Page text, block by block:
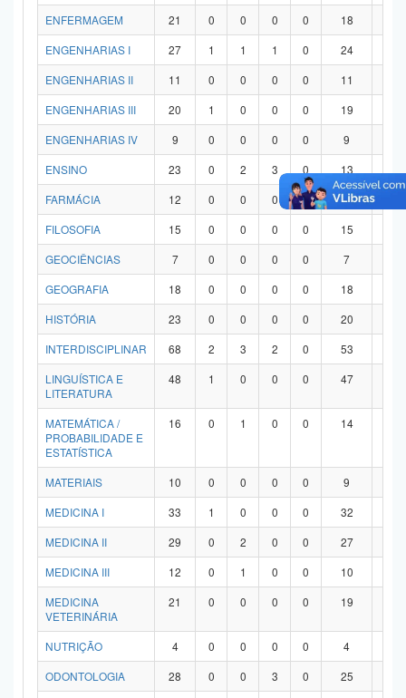
ENFERMAGEM
21 0 0 0 0 18
ENGENHARIAS I
27 1 1 1 0 24
ENGENHARIAS II
11 0 0 0 0 11
ENGENHARIAS III
20 1 0 0 0 19
ENGENHARIAS IV
9 0 0 0 0 9
ENSINO
23 0 2 3 0 13
FARMÁCIA
12 0 0 0 0 12
FILOSOFIA
15 0 0 0 0 15
GEOCIÊNCIAS
7 0 0 0 0 7
GEOGRAFIA
18 0 0 0 0 18
HISTÓRIA
23 0 0 0 0 20
INTERDISCIPLINAR
68 2 3 2 0 53
LINGUÍSTICA E
LITERATURA
48 1 0 0 0 47
MATEMÁTICA /
PROBABILIDADE E
ESTATÍSTICA
16 0 1 0 0 14
MATERIAIS 10 0 0 0 0 9
MEDICINA I
33 1 0 0 0 32
MEDICINA II
29 0 2 0 0 27
MEDICINA III
12 0 1 0 0 10
MEDICINA
VETERINÁRIA
21 0 0 0 0 19
NUTRIÇÃO 4 0 0 0 0 4
ODONTOLOGIA
28 0 0 3 0 25